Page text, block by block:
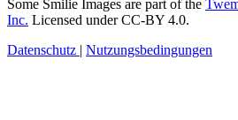
Some Smilie Images are part of the
Inc. Licensed under CC-BY 4.0.
Datenschutz | Nutzungsbedingungen